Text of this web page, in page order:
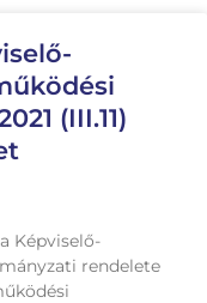
(III.11)
Képviselő-
rendelete